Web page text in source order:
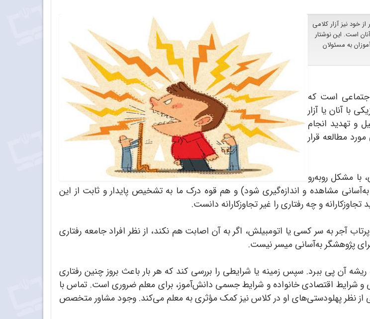
خود نیز آزار کلامی
است. این نوشتار
به مسئولان
است که
آنان یا آزار
و تهدید انجام
مطالعه قرار
با مشکل روبه‌رو
مشاهده و اندازه‌گیری شود) و هم قوه درک ما به تشخیص پایدار و ثابت از این
و چه رفتاری را غیر تجاوزکارانه دانست.
آجر به سر کسی یا اتومبیلش، اگر به آن اصابت هم نکند، از نظر افراد جامعه رفتاری
پژوهشگر به‌آسانی میسر نیست.
شخصی دانش‌آموز متجاوز۱ را بشناسد و به ریشه آن پی ببرد. سپس زمینه یا شرایطی را بررسی کند که هر بار باعث بروز چنین رفتاری
و شرایط اقتصادی خانواده و شرایط جسمی دانش‌آموز، برای معلم ضروری است. تماس با
از نظر پهلودستی‌های او در کلاس نیز کمک مؤثری به معلم می‌کند. وجود مشاور متخصص